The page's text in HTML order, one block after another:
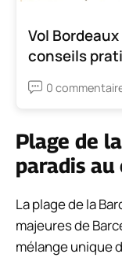
Vol
conseils
0
Plage de
paradis
La plage de la
majeures de
mélange unique